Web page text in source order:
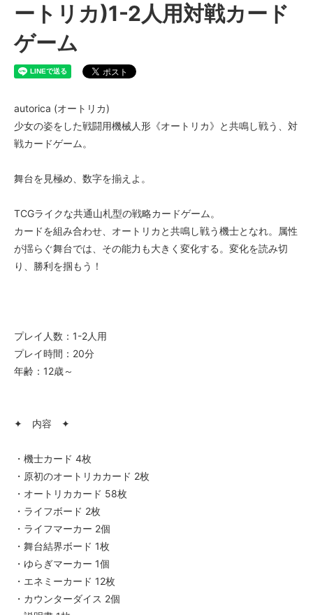
ートリカ)1-2人用対戦カード
ゲーム
autorica (オートリカ)
少女の姿をした戦闘用機械人形《オートリカ》と共鳴し戦う、対
戦カードゲーム。
舞台を見極め、数字を揃えよ。
TCGライクな共通山札型の戦略カードゲーム。
カードを組み合わせ、オートリカと共鳴し戦う機士となれ。属性
が揺らぐ舞台では、その能力も大きく変化する。変化を読み切
り、勝利を掴もう！
プレイ人数：1-2人用
プレイ時間：20分
年齢：12歳～
✦ 内容 ✦
・機士カード 4枚
・原初のオートリカカード 2枚
・オートリカカード 58枚
・ライフボード 2枚
・ライフマーカー 2個
・舞台結界ボード 1枚
・ゆらぎマーカー 1個
・エネミーカード 12枚
・カウンターダイス 2個